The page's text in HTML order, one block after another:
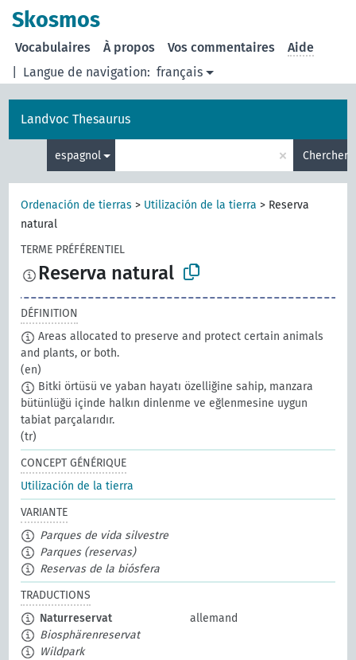
Skosmos
Langue de navigation: français
Vocabulaires À propos Vos commentaires Aide
Landvoc Thesaurus
espagnol × Chercher
Ordenación de tierras > Utilización de la tierra > Reserva
natural
TERME PRÉFÉRENTIEL
Reserva natural
DÉFINITION
Areas allocated to preserve and protect certain animals
and plants, or both.
(en)
Bitki örtüsü ve yaban hayatı özelliğine sahip, manzara
bütünlüğü içinde halkın dinlenme ve eğlenmesine uygun
tabiat parçalarıdır.
(tr)
CONCEPT GÉNÉRIQUE
Utilización de la tierra
VARIANTE
Parques de vida silvestre
Parques (reservas)
Reservas de la biósfera
TRADUCTIONS
Naturreservat
allemand
Biosphärenreservat
Wildpark